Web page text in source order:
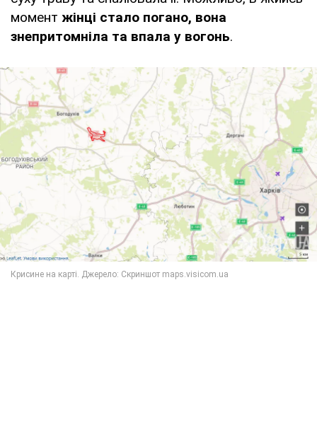
момент жінці стало погано, вона
знепритомніла та впала у вогонь.